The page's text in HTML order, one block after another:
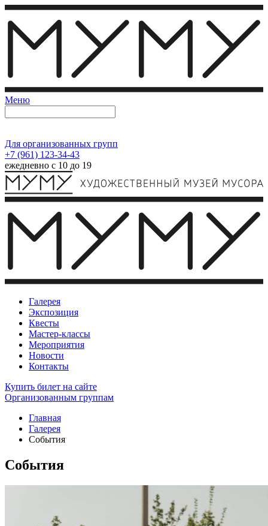
Меню
Для организованных групп
+7 (961) 123-34-43
ежедневно с 10 до 19
Галерея
Экспозиция
Квесты
Мастер-классы
Мероприятия
Новости
Контакты
Купить билет на сайте
Организованным группам
Главная
Галерея
События
События